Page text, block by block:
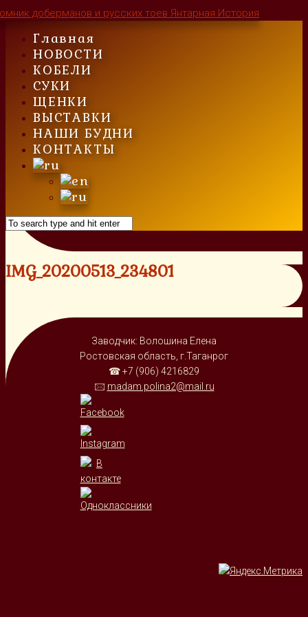
Skip
contentГлавная
НОВОСТИ
КОБЕЛИ
СУКИ
ЩЕНКИ
ВЫСТАВКИ
НАШИ БУДНИ
КОНТАКТЫ
IMG_20200513_234801
Заводчик: Волошина Елена
Ростовская область, г.Таганрог
☎ +7 (906) 4216829
🖂 madam.polina2@mail.ru